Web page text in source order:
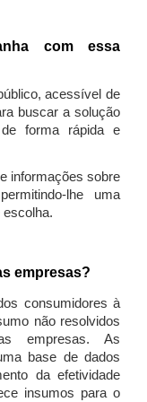
com essa
acessível de
buscar a solução
forma rápida e
informações sobre
lhe uma
escolha.
empresas?
consumidores à
não resolvidos
empresas. As
base de dados
da efetividade
insumos para o